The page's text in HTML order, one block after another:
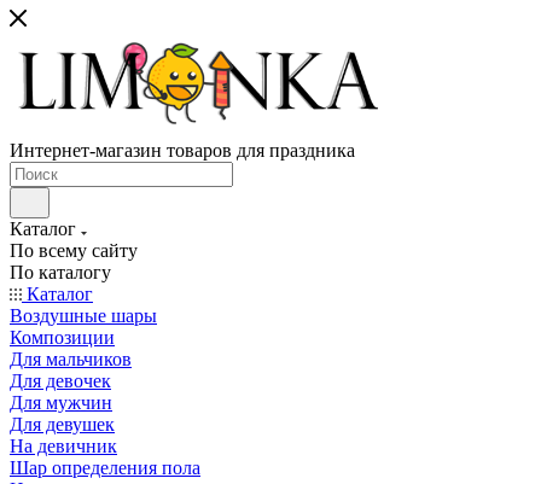
Интернет-магазин товаров для праздника
Каталог
По всему сайту
По каталогу
Каталог
Воздушные шары
Композиции
Для мальчиков
Для девочек
Для мужчин
Для девушек
На девичник
Шар определения пола